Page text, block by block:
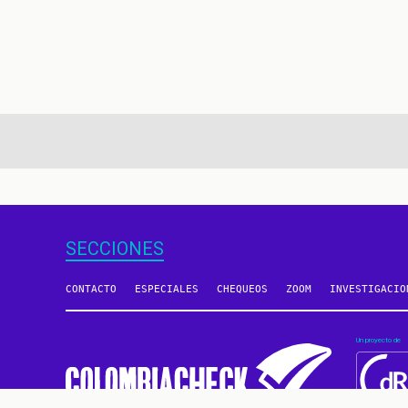
SECCIONES
CONTACTO ESPECIALES CHEQUEOS ZOOM
Un proyecto de